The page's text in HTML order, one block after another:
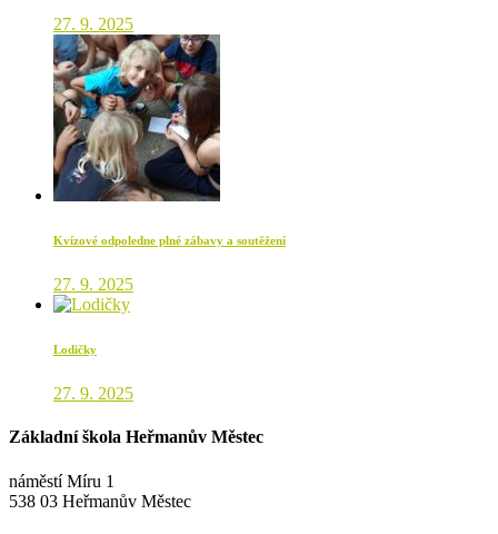
27. 9. 2025
Kvízové odpoledne plné zábavy a soutěžení
27. 9. 2025
Lodičky
27. 9. 2025
Základní škola Heřmanův Městec
náměstí Míru 1
538 03 Heřmanův Městec